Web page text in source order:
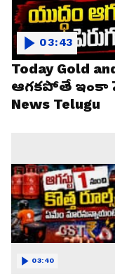
Today Gold
ఆగకపోతే ఇంకా
News Telugu
03:43
03:40